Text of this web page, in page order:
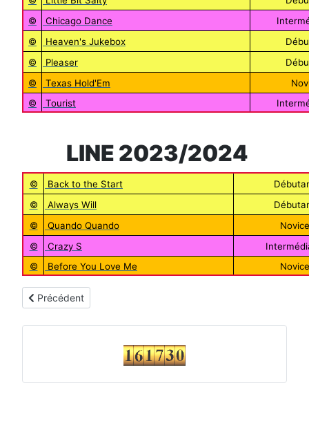
©
Chicago Dance
©
Heaven's Jukebox
©
Pleaser
©
Texas Hold'Em
©
Tourist
LINE 2023/2024
© Back to the Start
©
Always Will
©
Quando Quando
Novice
©
Crazy S
©
Before You Love Me Novice
Article précédent : Choregraphies 2025
Précédent